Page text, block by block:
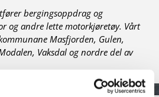
bergingsoppdrag og
og andre lette motorkjøretøy. Vårt
Masfjorden, Gulen,
Vaksdal og nordre del av